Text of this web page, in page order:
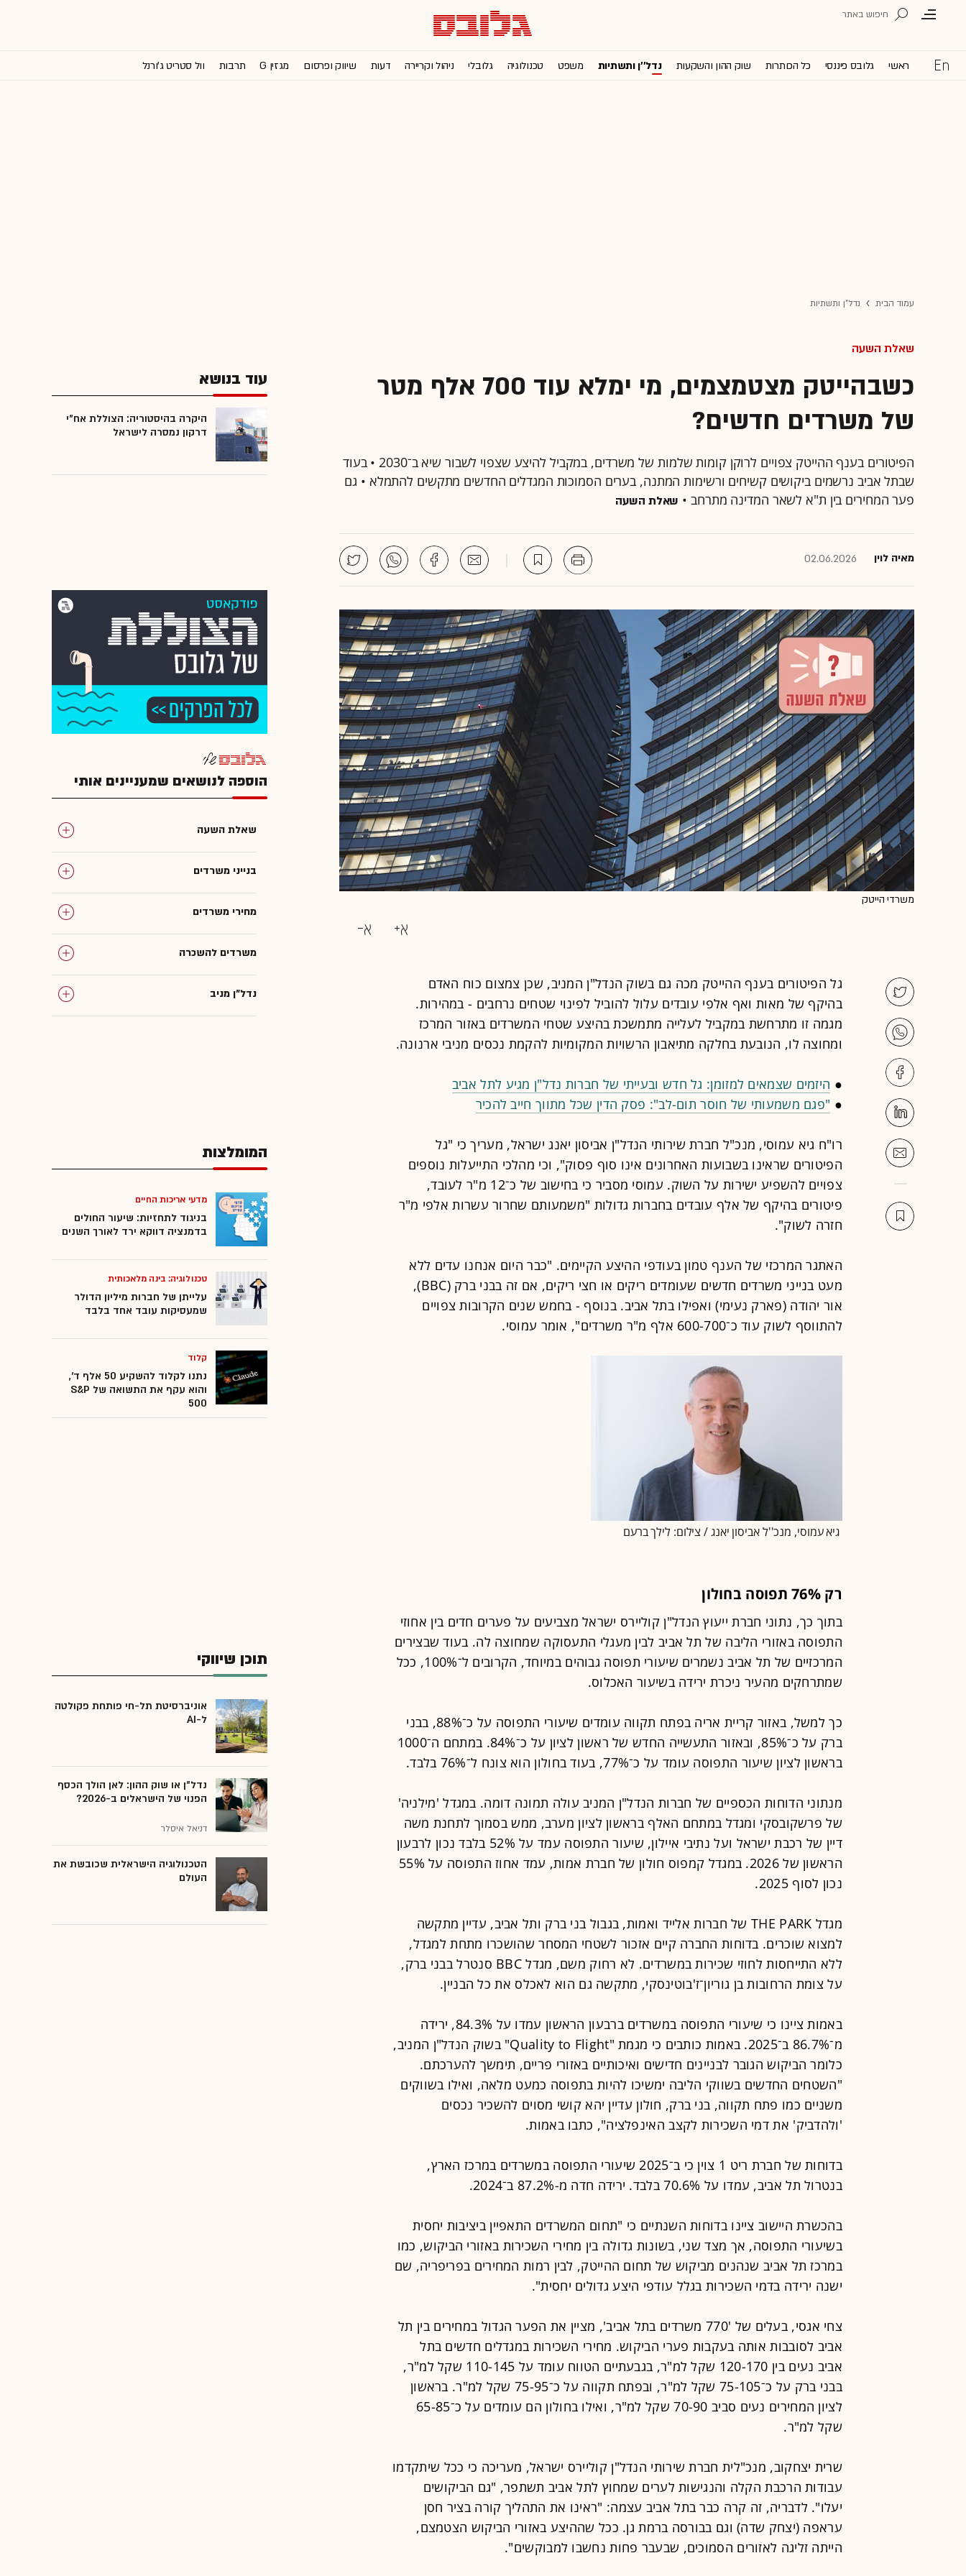
ראשי גלובס פיננסי כל הכותרות שוק ההון והשקעות נדל''ן ותשתיות משפט טכנולוגיה גלובלי ניהול וקריירה דעות שיווק ופרסום מגזין G תרבות וול סטריט ג'ורנל
עמוד הבית נדל"ן ותשתיות
שאלת השעה
כשבהייטק מצטמצמים, מי ימלא עוד 700 אלף מטר
של משרדים חדשים?
הפיטורים בענף ההייטק צפויים לרוקן קומות שלמות של משרדים, במקביל להיצע שצפוי לשבור שיא ב־2030 • בעוד
שבתל אביב נרשמים ביקושים קשיחים ורשימות המתנה, בערים הסמוכות המגדלים החדשים מתקשים להתמלא • גם
פער המחירים בין ת"א לשאר המדינה מתרחב • שאלת השעה
מאיה לוין 02.06.2026
משרדי הייטק
גל הפיטורים בענף ההייטק מכה גם בשוק הנדל"ן המניב, שכן צמצום כוח האדם
בהיקף של מאות ואף אלפי עובדים עלול להוביל לפינוי שטחים נרחבים - במהירות.
מגמה זו מתרחשת במקביל לעלייה מתמשכת בהיצע שטחי המשרדים באזור המרכז
ומחוצה לו, הנובעת בחלקה מתיאבון הרשויות המקומיות להקמת נכסים מניבי ארנונה.
● היזמים שצמאים למזומן: גל חדש ובעייתי של חברות נדל"ן מגיע לתל אביב
● "פגם משמעותי של חוסר תום-לב": פסק הדין שכל מתווך חייב להכיר
רו"ח גיא עמוסי, מנכ"ל חברת שירותי הנדל"ן אביסון יאנג ישראל, מעריך כי "גל
הפיטורים שראינו בשבועות האחרונים אינו סוף פסוק", וכי מהלכי התייעלות נוספים
צפויים להשפיע ישירות על השוק. עמוסי מסביר כי בחישוב של כ־12 מ"ר לעובד,
פיטורים בהיקף של אלף עובדים בחברות גדולות "משמעותם שחרור עשרות אלפי מ"ר
חזרה לשוק".
האתגר המרכזי של הענף טמון בעודפי ההיצע הקיימים. "כבר היום אנחנו עדים ללא
מעט בנייני משרדים חדשים שעומדים ריקים או חצי ריקים, אם זה בבני ברק (BBC),
אור יהודה (פארק נעימי) ואפילו בתל אביב. בנוסף - בחמש שנים הקרובות צפויים
להתווסף לשוק עוד כ־600-700 אלף מ"ר משרדים", אומר עמוסי.
גיא עמוסי, מנכ''ל אביסון יאנג / צילום: לילך ברעם
רק 76% תפוסה בחולון
בתוך כך, נתוני חברת ייעוץ הנדל"ן קוליירס ישראל מצביעים על פערים חדים בין אחוזי
התפוסה באזורי הליבה של תל אביב לבין מעגלי התעסוקה שמחוצה לה. בעוד שבצירים
המרכזיים של תל אביב נשמרים שיעורי תפוסה גבוהים במיוחד, הקרובים ל־100%, ככל
שמתרחקים מהעיר ניכרת ירידה בשיעור האכלוס.
כך למשל, באזור קריית אריה בפתח תקווה עומדים שיעורי התפוסה על כ־88%, בבני
ברק על כ־85%, ובאזור התעשייה החדש של ראשון לציון על כ־84%. במתחם ה־1000
בראשון לציון שיעור התפוסה עומד על כ־77%, בעוד בחולון הוא צונח ל־76% בלבד.
מנתוני הדוחות הכספיים של חברות הנדל"ן המניב עולה תמונה דומה. במגדל 'מילניה'
של פרשקובסקי ומגדל במתחם האלף בראשון לציון מערב, ממש בסמוך לתחנת משה
דיין של רכבת ישראל ועל נתיבי איילון, שיעור התפוסה עמד על 52% בלבד נכון לרבעון
הראשון של 2026. במגדל קמפוס חולון של חברת אמות, עמד אחוז התפוסה על 55%
נכון לסוף 2025.
מגדל THE PARK של חברות אלייד ואמות, בגבול בני ברק ותל אביב, עדיין מתקשה
למצוא שוכרים. בדוחות החברה קיים אזכור לשטחי המסחר שהושכרו מתחת למגדל,
ללא התייחסות לחוזי שכירות במשרדים. לא רחוק משם, מגדל BBC סנטרל בבני ברק,
על צומת הרחובות בן גוריון־ז'בוטינסקי, מתקשה גם הוא לאכלס את כל הבניין.
באמות ציינו כי שיעורי התפוסה במשרדים ברבעון הראשון עמדו על 84.3%, ירידה
מ־86.7% ב־2025. באמות כותבים כי מגמת "Quality to Flight" בשוק הנדל"ן המניב,
כלומר הביקוש הגובר לבניינים חדישים ואיכותיים באזורי פריים, תימשך להערכתם.
"השטחים החדשים בשווקי הליבה ימשיכו להיות בתפוסה כמעט מלאה, ואילו בשווקים
משניים כמו פתח תקווה, בני ברק, חולון עדיין יהא קושי מסוים להשכיר נכסים
'ולהדביק' את דמי השכירות לקצב האינפלציה", כתבו באמות.
בדוחות של חברת ריט 1 צוין כי ב־2025 שיעורי התפוסה במשרדים במרכז הארץ,
בנטרול תל אביב, עמדו על 70.6% בלבד. ירידה חדה מ-87.2% ב־2024.
בהכשרת היישוב ציינו בדוחות השנתיים כי "תחום המשרדים התאפיין ביציבות יחסית
בשיעורי התפוסה, אך מצד שני, בשונות גדולה בין מחירי השכירות באזורי הביקוש, כמו
במרכז תל אביב שנהנים מביקוש של תחום ההייטק, לבין רמות המחירים בפריפריה, שם
ישנה ירידה בדמי השכירות בגלל עודפי היצע גדולים יחסית".
צחי אגסי, בעלים של '770 משרדים בתל אביב', מציין את הפער הגדול במחירים בין תל
אביב לסובבות אותה בעקבות פערי הביקוש. מחירי השכירות במגדלים חדשים בתל
אביב נעים בין 120-170 שקל למ"ר, בגבעתיים הטווח עומד על 110-145 שקל למ"ר,
בבני ברק על כ־75-105 שקל למ"ר, ובפתח תקווה על כ־75-95 שקל למ"ר. בראשון
לציון המחירים נעים סביב 70-90 שקל למ"ר, ואילו בחולון הם עומדים על כ־65-85
שקל למ"ר.
שרית יצחקוב, מנכ"לית חברת שירותי הנדל"ן קוליירס ישראל, מעריכה כי ככל שיתקדמו
עבודות הרכבת הקלה והנגישות לערים שמחוץ לתל אביב תשתפר, "גם הביקושים
יעלו". לדבריה, זה קרה כבר בתל אביב עצמה: "ראינו את התהליך קורה בציר חסן
עראפה (יצחק שדה) וגם בבורסה ברמת גן. ככל שההיצע באזורי הביקוש הצטמצם,
הייתה זליגה לאזורים הסמוכים, שבעבר פחות נחשבו למבוקשים".
עוד בנושא
היקרה בהיסטוריה: הצוללת אח"י
דרקון נמסרה לישראל
הוספה לנושאים שמעניינים אותי
שאלת השעה
בנייני משרדים
מחירי משרדים
משרדים להשכרה
נדל"ן מניב
המומלצות
מדעי אריכות החיים
בניגוד לתחזיות: שיעור החולים
בדמנציה דווקא ירד לאורך השנים
טכנולוגיה: בינה מלאכותית
עלייתן של חברות מיליון הדולר
שמעסיקות עובד אחד בלבד
קלוד
נתנו לקלוד להשקיע 50 אלף ד',
והוא עקף את התשואה של S&P
500
תוכן שיווקי
אוניברסיטת תל-חי פותחת פקולטה
ל-AI
נדל"ן או שוק ההון: לאן הולך הכסף
הפנוי של הישראלים ב-2026?
דניאל איסלר
הטכנולוגיה הישראלית שכובשת את
העולם